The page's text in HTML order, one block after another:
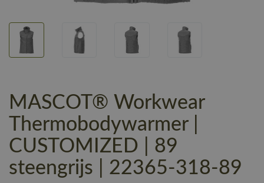
MASCOT® Workwear
Thermobodywarmer |
CUSTOMIZED | 89
steengrijs | 22365-318-89